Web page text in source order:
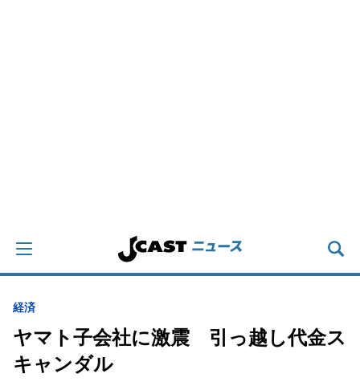
経済
ヤマト子会社に激震 引っ越し代金ス
キャンダル